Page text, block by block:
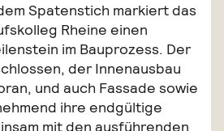
Spatenstich markiert das
Rheine einen
im Bauprozess. Der
der Innenausbau
und auch Fassade sowie
ihre endgültige
mit den ausführenden